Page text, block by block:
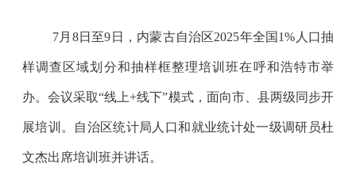
7月 8日至9 日，内蒙古自治区2025年全国 1% 人口抽
样调查区域划分和抽样框整理培训班在呼和浩特市举
办。会议采取“线上+线下”模式，面向市、县两级同步开
展培训。自治区统计局人口和就业统计处一级调研员杜
文杰出席培训班并讲话。